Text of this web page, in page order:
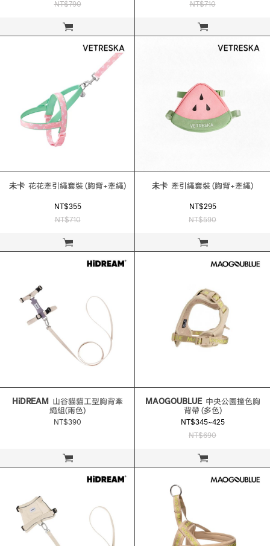
立即購買
NT$790
立即購買
NT$710
立即購買
未卡 花花牽引繩套裝 (胸背+牽繩)
NT$355
NT$710
立即購買
未卡 牽引繩套裝 (胸背+牽繩)
NT$295
NT$590
立即購買
HiDREAM
繩組(兩色)
NT$390
立即購買
MAOGOUBLUE中央公園撞色胸
背帶 (多色)
NT$345~425
NT$690